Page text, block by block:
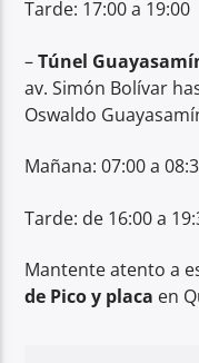
Tarde: 17:00 a 19:00
–Túnel
av. Simón Bolívar
Oswaldo
Mañana: 07:00 a
Tarde: de 16:00 a
Mantente atento a
de Pico y placa en